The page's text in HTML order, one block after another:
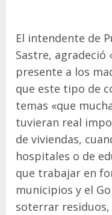
El intendente de
Sastre,
presente a los
que este tipo de
temas «que
tuvieran real
de viviendas,
hospitales o de
que trabajar en
municipios y el
soterrar